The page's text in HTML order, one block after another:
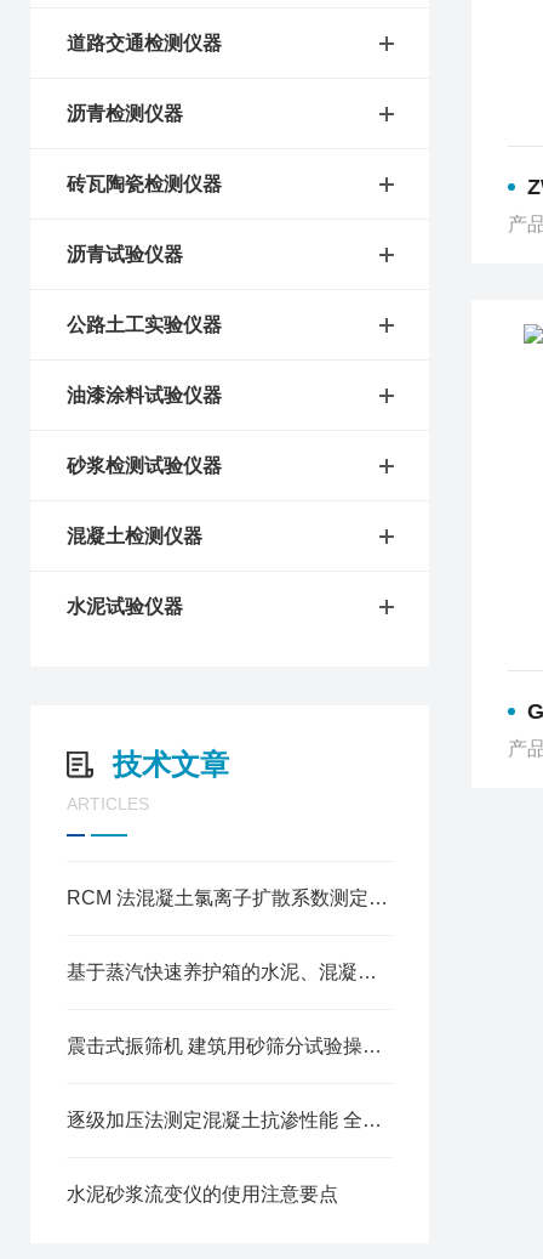
道路交通检测仪器
沥青检测仪器
砖瓦陶瓷检测仪器
沥青试验仪器
公路土工实验仪器
油漆涂料试验仪器
砂浆检测试验仪器
混凝土检测仪器
水泥试验仪器
技术文章
ARTICLES
RCM 法混凝土氯离子扩散系数测定仪操作方法
基于蒸汽快速养护箱的水泥、混凝土试块加速养护试验规程
震击式振筛机 建筑用砂筛分试验操作规程
逐级加压法测定混凝土抗渗性能 全自动密封抗渗仪试验方案
水泥砂浆流变仪的使用注意要点
产
产